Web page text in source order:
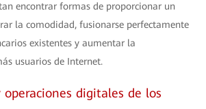
encontrar formas de proporcionar un
la comodidad, fusionarse perfectamente
existentes y aumentar la
usuarios de Internet.
operaciones digitales de los